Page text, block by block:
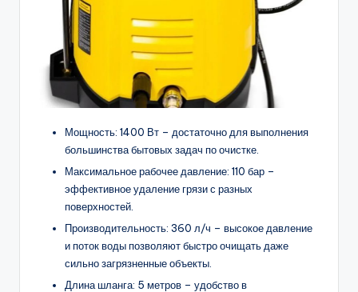
Мощность: 1400 Вт – достаточно для выполнения
большинства бытовых задач по очистке.
Максимальное рабочее давление: 110 бар –
эффективное удаление грязи с разных
поверхностей.
Производительность: 360 л/ч – высокое давление
и поток воды позволяют быстро очищать даже
сильно загрязненные объекты.
Длина шланга: 5 метров – удобство в